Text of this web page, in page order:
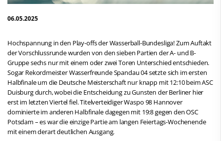
06.05.2025
Hochspannung in den Play-offs der Wasserball-Bundesliga! Zum Auftakt
der Vorschlussrunde wurden von den sieben Partien der A- und B-
Gruppe sechs nur mit einem oder zwei Toren Unterschied entschieden.
Sogar Rekordmeister Wasserfreunde Spandau 04 setzte sich im ersten
Halbfinale um die Deutsche Meisterschaft nur knapp mit 12:10 beim ASC
Duisburg durch, wobei die Entscheidung zu Gunsten der Berliner hier
erst im letzten Viertel fiel. Titelverteidiger Waspo 98 Hannover
dominierte im anderen Halbfinale dagegen mit 19:8 gegen den OSC
Potsdam – es war die einzige Partie am langen Feiertags-Wochenende
mit einem derart deutlichen Ausgang.